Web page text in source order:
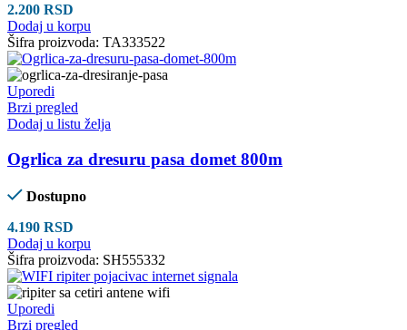
2.200 RSD
Dodaj u korpu
Šifra proizvoda: TA333522
Uporedi
Brzi pregled
Dodaj u listu želja
Ogrlica za dresuru pasa domet 800m
Dostupno
4.190 RSD
Dodaj u korpu
Šifra proizvoda: SH555332
Uporedi
Brzi pregled